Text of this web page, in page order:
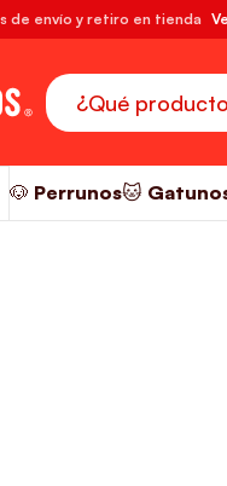
de envío y retiro en tienda
🐶 Perrunos🐱